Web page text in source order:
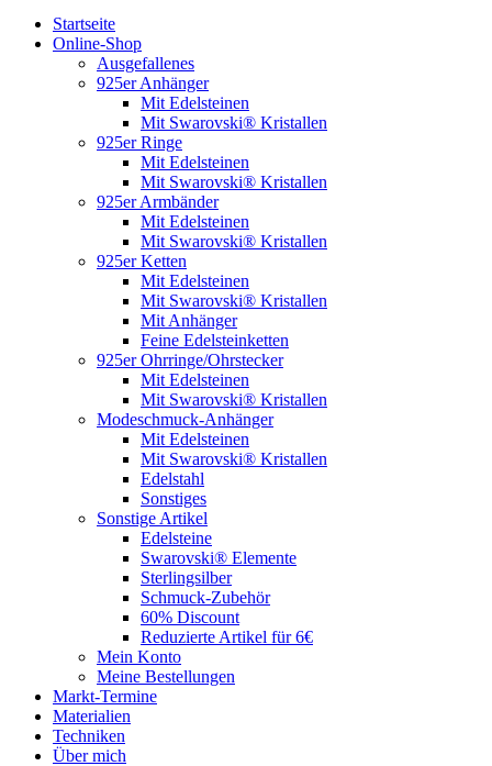
Startseite
Online-Shop
Ausgefallenes
925er Anhänger
Mit Edelsteinen
Mit Swarovski® Kristallen
925er Ringe
Mit Edelsteinen
Mit Swarovski® Kristallen
925er Armbänder
Mit Edelsteinen
Mit Swarovski® Kristallen
925er Ketten
Mit Edelsteinen
Mit Swarovski® Kristallen
Mit Anhänger
Feine Edelsteinketten
925er Ohrringe/Ohrstecker
Mit Edelsteinen
Mit Swarovski® Kristallen
Modeschmuck-Anhänger
Mit Edelsteinen
Mit Swarovski® Kristallen
Edelstahl
Sonstiges
Sonstige Artikel
Edelsteine
Swarovski® Elemente
Sterlingsilber
Schmuck-Zubehör
60% Discount
Reduzierte Artikel für 6€
Mein Konto
Meine Bestellungen
Markt-Termine
Materialien
Techniken
Über mich